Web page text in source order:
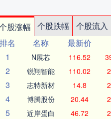
股涨幅 个股跌幅 个股流入
排名
名称 最新价
1
N展芯 116.52
2 锐翔智能 110.02
3 志特新材 14.8
4 博腾股份 20.44
5 近岸蛋白 46.72